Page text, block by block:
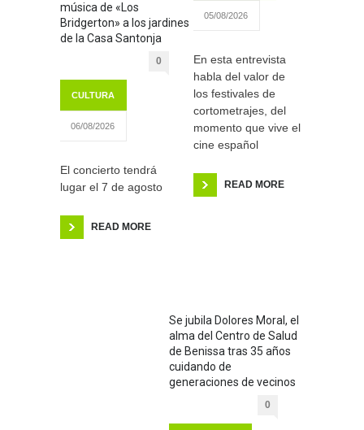
música de «Los
Bridgerton» a los jardines
de la Casa Santonja
0
CULTURA
06/08/2026
El concierto tendrá
lugar el 7 de agosto
READ MORE
05/08/2026
En esta entrevista
habla del valor de
los festivales de
cortometrajes, del
momento que vive el
cine español
READ MORE
Se jubila Dolores Moral, el
alma del Centro de Salud
de Benissa tras 35 años
cuidando de
generaciones de vecinos
0